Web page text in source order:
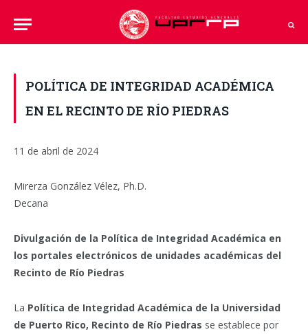
POLÍTICA DE INTEGRIDAD ACADÉMICA
EN EL RECINTO DE RÍO PIEDRAS
11 de abril de 2024
Mirerza González Vélez, Ph.D.
Decana
Divulgación de la Política de Integridad Académica en
los portales electrónicos de unidades académicas del
Recinto de Río Piedras
La Política de Integridad Académica de la Universidad
de Puerto Rico, Recinto de Río Piedras se establece por